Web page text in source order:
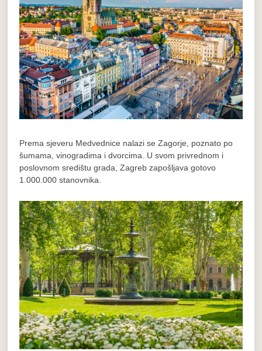
Prema sjeveru Medvednice nalazi se Zagorje, poznato po
šumama, vinogradima i dvorcima. U svom privrednom i
poslovnom središtu grada, Zagreb zapošljava gotovo
1.000.000 stanovnika.